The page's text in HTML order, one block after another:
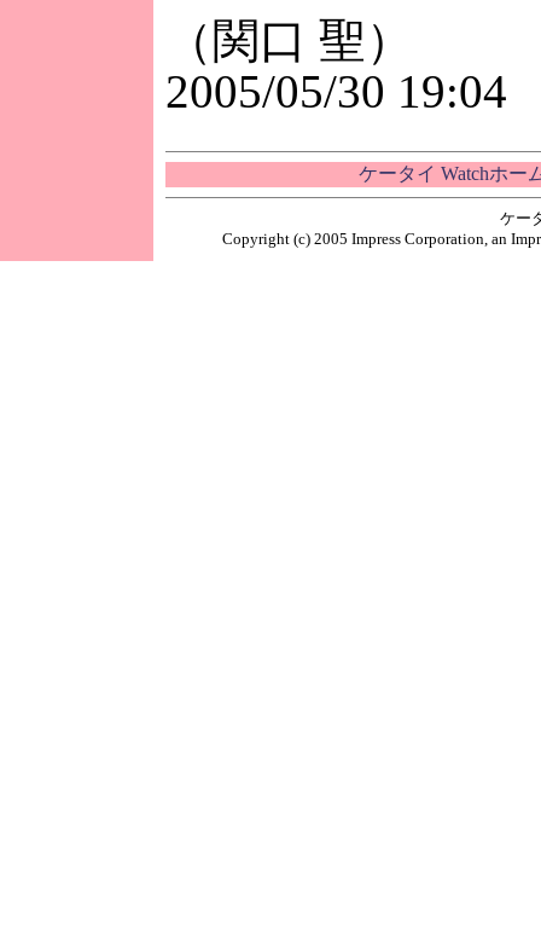
（関口 聖）
2005/05/30 19:04
ケータイ Watchホー
ケー
Copyright (c) 2005 Impress Corporation, an